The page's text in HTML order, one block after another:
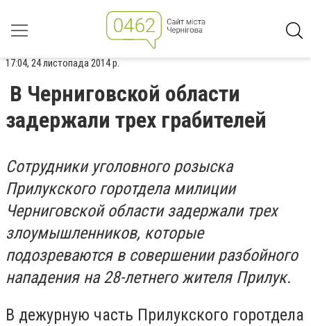
17:04, 24 листопада 2014 р.
В Черниговской области
задержали трех грабителей
Сотрудники уголовного розыска
Прилукского горотдела милиции
Черниговской области задержали трех
злоумышленников, которые
подозреваются в совершении разбойного
нападения на 28-летнего жителя Прилук.
В дежурную часть Прилукского горотдела